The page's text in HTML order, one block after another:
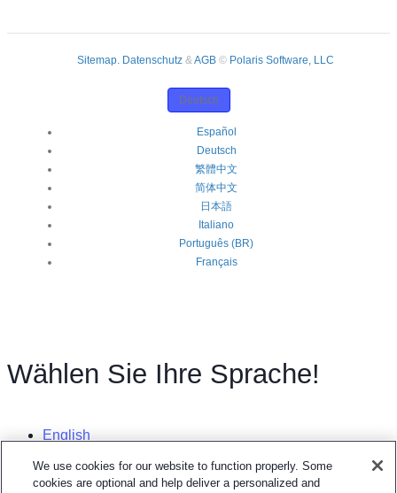
Sitemap. Datenschutz&AGB© Polaris Software, LLC
Deutsch
Español
Deutsch
繁體中文
简体中文
日本語
Italiano
Português (BR)
Français
Wählen Sie Ihre Sprache!
English
Español
Deutsch
We use cookies for our website to function properly. Some
cookies are optional and help deliver a personalized and